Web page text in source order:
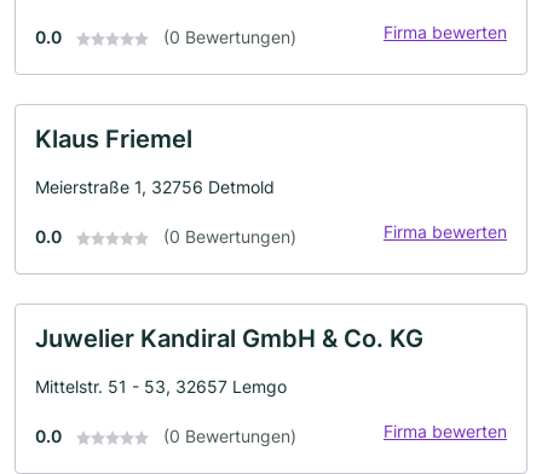
0.0 (0 Bewertungen) Firma bewerten
Klaus Friemel
Meierstraße 1, 32756 Detmold
0.0 (0 Bewertungen) Firma bewerten
Juwelier Kandiral GmbH & Co. KG
Mittelstr. 51 - 53, 32657 Lemgo
0.0 (0 Bewertungen) Firma bewerten